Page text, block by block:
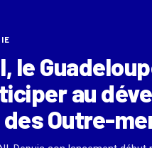
le
au
Outre-